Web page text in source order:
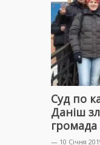
Суд по
Даніш
громада
— 10 Січня